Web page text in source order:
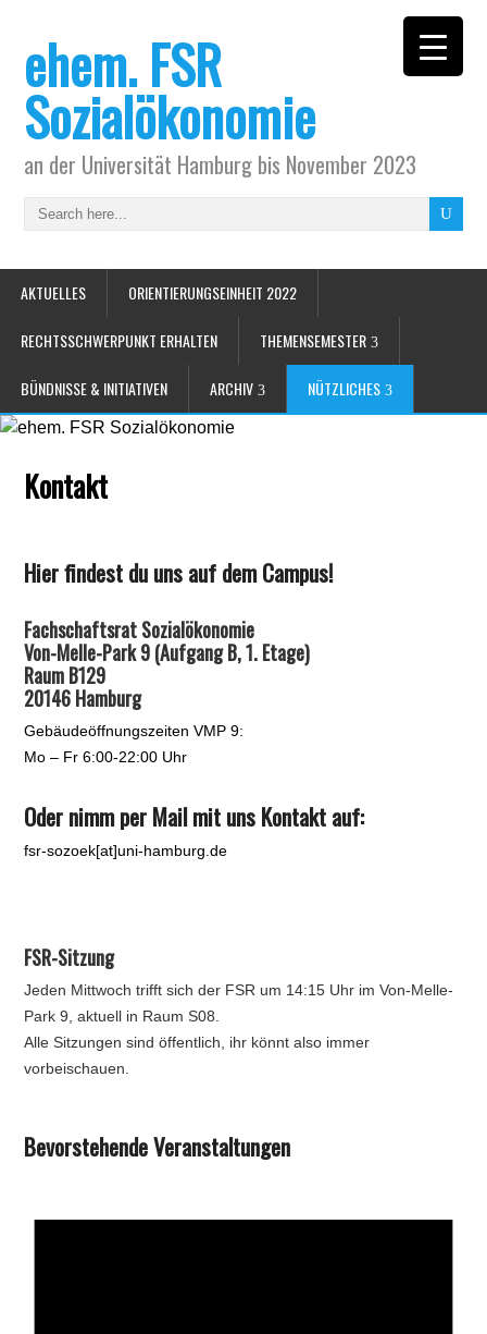
ehem. FSR
Sozialökonomie
an der Universität Hamburg bis November 2023
AKTUELLES ORIENTIERUNGSEINHEIT 2022
RECHTSSCHWERPUNKT ERHALTEN THEMENSEMESTER
BÜNDNISSE & INITIATIVEN ARCHIV NÜTZLICHES
Kontakt
Hier findest du uns auf dem Campus!
Fachschaftsrat Sozialökonomie
Von-Melle-Park 9 (Aufgang B, 1. Etage)
Raum B129
20146 Hamburg
Gebäudeöffnungszeiten VMP 9:
Mo – Fr 6:00-22:00 Uhr
Oder nimm per Mail mit uns Kontakt auf:
fsr-sozoek[at]uni-hamburg.de
FSR-Sitzung
Jeden Mittwoch trifft sich der FSR um 14:15 Uhr im Von-Melle-
Park 9, aktuell in Raum S08.
Alle Sitzungen sind öffentlich, ihr könnt also immer
vorbeischauen.
Bevorstehende Veranstaltungen